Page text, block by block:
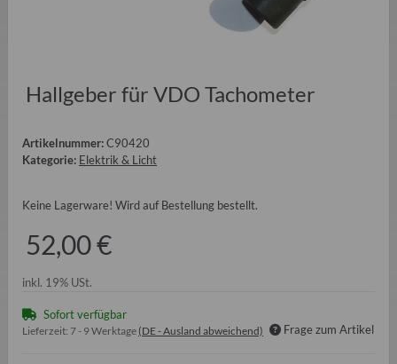
Hallgeber für VDO Tachometer
Artikelnummer:C90420
Kategorie: Elektrik & Licht
Keine Lagerware! Wird auf Bestellung bestellt.
52,00 €
inkl. 19% USt.
Sofort verfügbar
Lieferzeit: 7 - 9 Werktage (DE - Ausland abweichend) Frage zum Artikel